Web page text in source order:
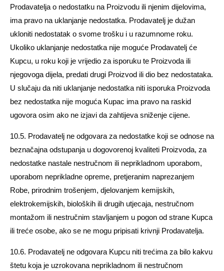
Prodavatelja o nedostatku na Proizvodu ili njenim dijelovima,
ima pravo na uklanjanje nedostatka. Prodavatelj je dužan
ukloniti nedostatak o svome trošku i u razumnome roku.
Ukoliko uklanjanje nedostatka nije moguće Prodavatelj će
Kupcu, u roku koji je vrijedio za isporuku te Proizvoda ili
njegovoga dijela, predati drugi Proizvod ili dio bez nedostataka.
U slučaju da niti uklanjanje nedostatka niti isporuka Proizvoda
bez nedostatka nije moguća Kupac ima pravo na raskid
ugovora osim ako ne izjavi da zahtijeva sniženje cijene.
10.5. Prodavatelj ne odgovara za nedostatke koji se odnose na
beznačajna odstupanja u dogovorenoj kvaliteti Proizvoda, za
nedostatke nastale nestručnom ili neprikladnom uporabom,
uporabom neprikladne opreme, pretjeranim naprezanjem
Robe, prirodnim trošenjem, djelovanjem kemijskih,
elektrokemijskih, bioloških ili drugih utjecaja, nestručnom
montažom ili nestručnim stavljanjem u pogon od strane Kupca
ili treće osobe, ako se ne mogu pripisati krivnji Prodavatelja.
10.6. Prodavatelj ne odgovara Kupcu niti trećima za bilo kakvu
štetu koja je uzrokovana neprikladnom ili nestručnom